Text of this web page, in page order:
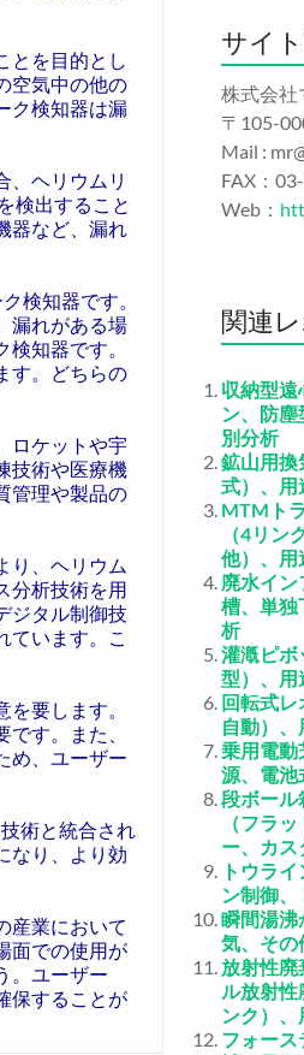
とを目的とし
空気中の他の
ク検知器は漏
、ヘリウムリ
検出すること
器など、漏れ
検知器です。
漏れがある場
知器です。
す。どちらの
ロケットや宇
技術や医療機
管理や製品の
り、ヘリウム
分析技術を用
ジタル制御技
ています。こ
要します。
す。また、
め、ユーザー
術と統合され
なり、より効
産業において
面での使用が
。ユーザー
保することが
サイ
株式会社
〒105-
Mail :
FAX：
Web：
関連
収納型
ン、防
別分析
鉱山用換
式）、用
MTMト
（4リ
他）、用
廃水イ
槽、単独
析
灌漑ピボ
型）、用
回転式
自動）
乗用電動
源、電池
段ボール
（フラ
ー、カ
トウラ
ン制御
瞬間湯沸
気、その
放射性
ル放射性
ンク）
フォー